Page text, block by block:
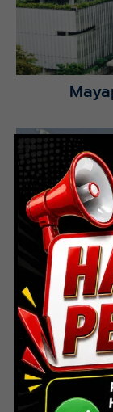
Lihat Detail
Indoor
Lihat